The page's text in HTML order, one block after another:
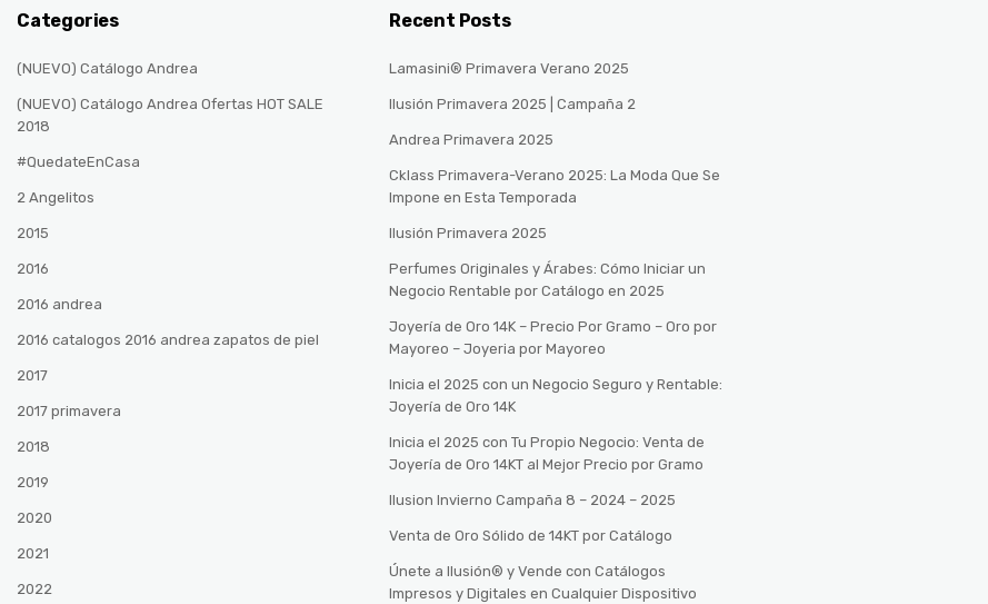
Categories
(NUEVO) Catálogo Andrea
(NUEVO) Catálogo Andrea Ofertas HOT SALE
2018
#QuedateEnCasa
2 Angelitos
2015
2016
2016 andrea
2016 catalogos 2016 andrea zapatos de piel
2017
2017 primavera
2018
2019
2020
2021
2022
Recent Posts
Lamasini® Primavera Verano 2025
Ilusión Primavera 2025 | Campaña 2
Andrea Primavera 2025
Cklass Primavera-Verano 2025: La Moda Que Se
Impone en Esta Temporada
Ilusión Primavera 2025
Perfumes Originales y Árabes: Cómo Iniciar un
Negocio Rentable por Catálogo en 2025
Joyería de Oro 14K – Precio Por Gramo – Oro por
Mayoreo – Joyeria por Mayoreo
Inicia el 2025 con un Negocio Seguro y Rentable:
Joyería de Oro 14K
Inicia el 2025 con Tu Propio Negocio: Venta de
Joyería de Oro 14KT al Mejor Precio por Gramo
Ilusion Invierno Campaña 8 – 2024 – 2025
Venta de Oro Sólido de 14KT por Catálogo
Únete a Ilusión® y Vende con Catálogos
Impresos y Digitales en Cualquier Dispositivo